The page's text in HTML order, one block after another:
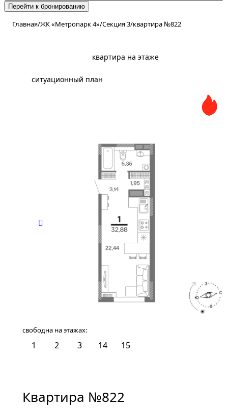
Перейти к бронированию
Главная/ЖК «Метропарк 4»/Секция 3/квартира №822
квартира на этаже
ситуационный план
свободна на этажах:
1 2 3 14 15
Квартира №822